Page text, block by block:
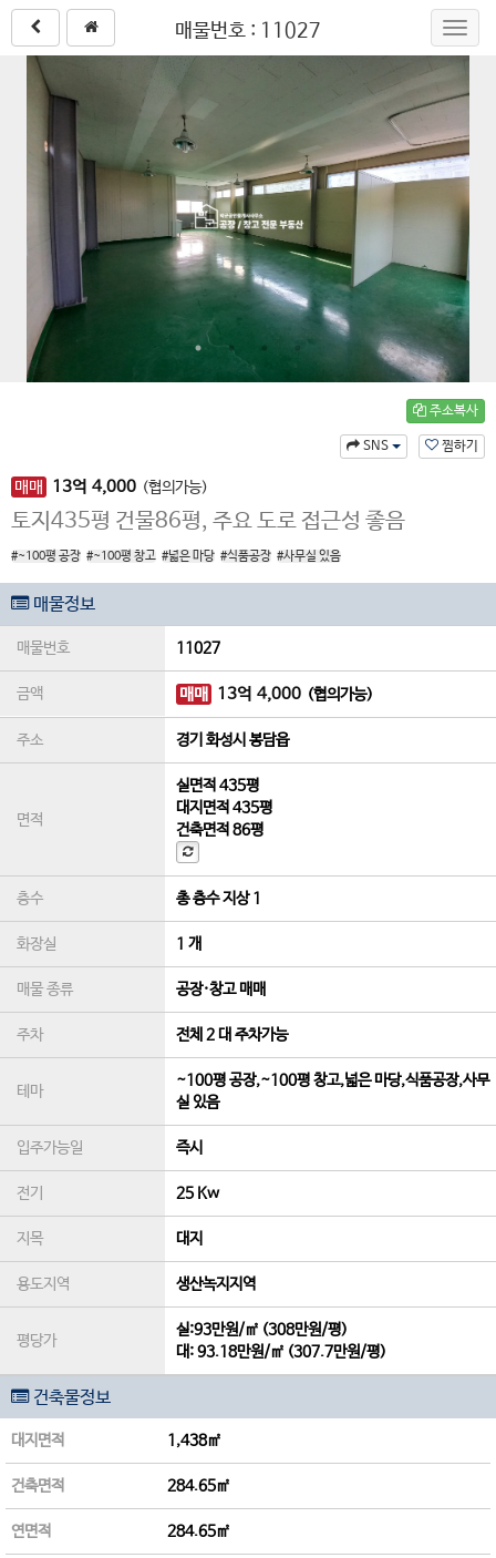
매물번호 : 11027
주소복사
찜하기
SNS
매매 13억 4,000 (협의가능)
토지435평 건물86평, 주요 도로 접근성 좋음
#~100평 공장 #~100평 창고 #넓은 마당 #식품공장 #사무실 있음
매물정보
매물번호 11027
금액 매매 13억 4,000 (협의가능)
주소 경기 화성시 봉담읍
면적
실면적435평
대지면적435평
건축면적86평
층수 총 층수 지상 1
화장실 1 개
매물 종류 공장·창고 매매
주차 전체 2 대 주차가능
테마
~100평 공장,~100평 창고,넓은 마당,식품공장,사무
실 있음
입주가능일 즉시
전기 25 Kw
지목 대지
용도지역 생산녹지지역
평당가
실:93만원/㎡ (308만원/평)
대:93.18만원/㎡ (307.7만원/평)
건축물정보
대지면적 1,438㎡
건축면적 284.65㎡
연면적 284.65㎡